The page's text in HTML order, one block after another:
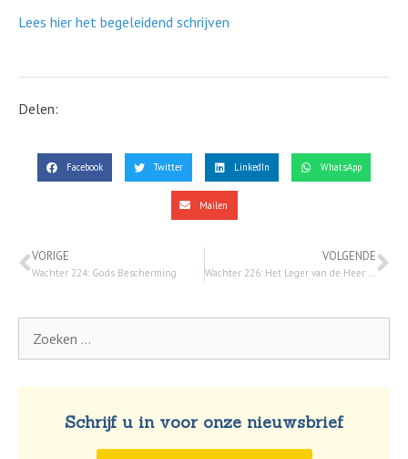
Lees hier het begeleidend schrijven
Delen:
Facebook Twitter LinkedIn WhatsApp
Mailen
VORIGE
Wachter 224: Gods Bescherming
VOLGENDE
Schrijf u in voor onze nieuwsbrief